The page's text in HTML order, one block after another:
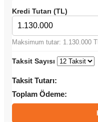
Kredi Tutarı (TL)
Maksimum tutar: 1.130.000 TL
Taksit Sayısı
Taksit Tutarı:
Toplam Ödeme: